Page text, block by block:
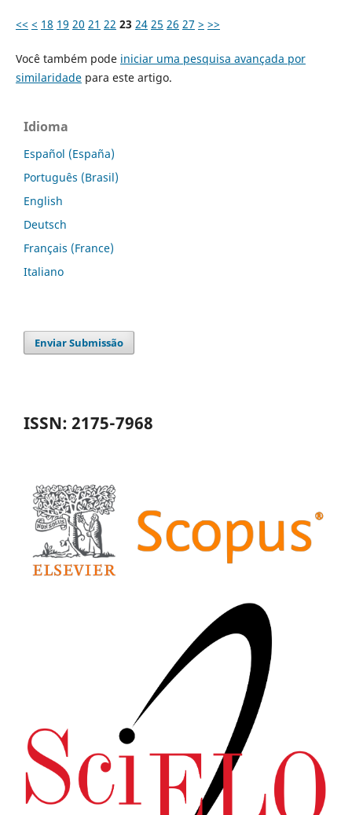
<< < 18 19 20 21 22 23 24 25 26 27 > >>
Você também pode iniciar uma pesquisa avançada por
similaridadepara este artigo.
Idioma
Español (España)
Português (Brasil)
English
Deutsch
Français (France)
Italiano
Enviar Submissão
ISSN: 2175-7968